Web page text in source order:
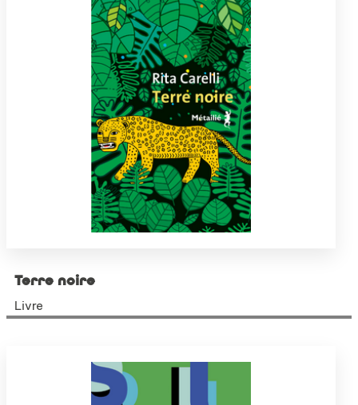
Terre noire
Livre